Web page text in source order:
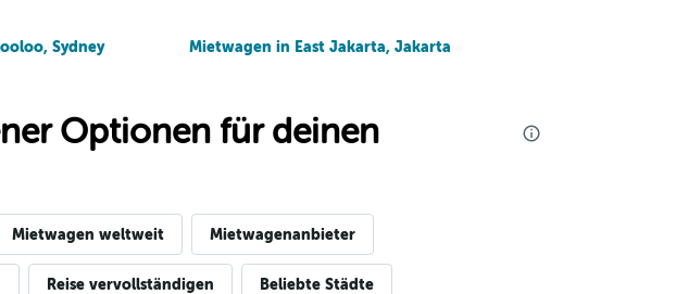
Sydney Mietwagen in East Jakarta, Jakarta
Optionen für deinen
Mietwagen weltweit Mietwagenanbieter
Reise vervollständigen Beliebte Städte